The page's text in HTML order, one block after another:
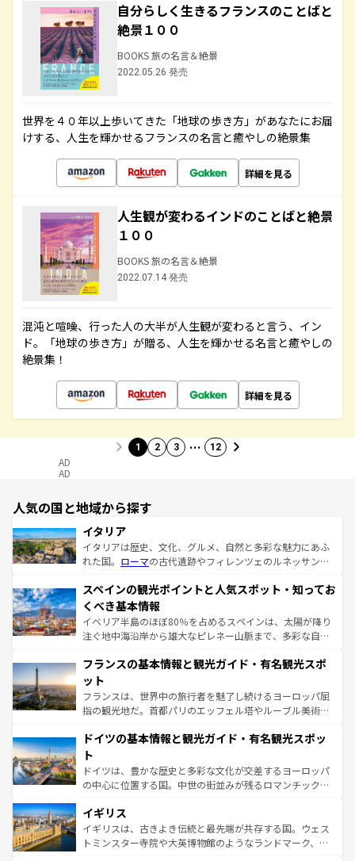
自分らしく生きるフランスのことばと
絶景１００
BOOKS 旅の名言＆絶景
2022.05.26 発売
世界を４０年以上歩いてきた「地球の歩き方」があなたにお届
けする、人生を輝かせるフランスの名言と癒やしの絶景集
詳細を見る
人生観が変わるインドのことばと絶景
１００
BOOKS 旅の名言＆絶景
2022.07.14 発売
混沌と喧噪、行った人の大半が人生観が変わると言う、イン
ド。「地球の歩き方」が贈る、人生を輝かせる名言と癒やしの
絶景集！
詳細を見る
1 2 3 … 12
AD
AD
人気の国と地域から探す
イタリア
イタリアは歴史、文化、グルメ、自然と多彩な魅力にあふ
れた国。 ローマの古代遺跡やフィレンツェのルネッサンス
ろん、トスカーナの美しい田園風景やアマルフィ海岸の絶
景など、自然景観も見逃せない。観光の合間には、本場の
ピザやパスタなど、絶品のイタリア料理を堪能することも
できる。朝目覚めてから夜眠るまで、すべての瞬間を楽し
なお、新着のイタリア情報はコンテンツ一覧を参照してほ
しい。
スペインの観光ポイントと人気スポット・知ってお
くべき基本情報
イベリア半島のほぼ80％を占めるスペインは、太陽が降り
注ぐ地中海沿岸から雄大なピレネー山脈まで、多彩な自然
文化が根付くこの国では、情熱的なフラメンコ、熱気あふ
れる闘牛、そして美味しいタパスが生活の一部となってい
る。首都マドリードの洗練された雰囲気や、バルセロナの
アートに溢れた街角から、地方では古代ローマ遺跡や中世
せる。地方によって風土や気候が異なるスペインはその個
ンテンツ一覧 を参照してほしい。
フランスの基本情報と観光ガイド・有名観光スポ
ット
フランスは、世界中の旅行者を魅了し続けるヨーロッパ屈
指の観光地だ。首都パリのエッフェル塔やルーブル美術館
で、幅広い魅力が詰まっている。華麗な宮殿、歴史的な大
聖堂、美しいビーチ、そして豊かな自然が、訪れる者を心
から魅了する。また、フランスは美食の国としても知ら
れ、フランス料理はユネスコ無形文化遺産にも登録されて
香り高いラベンダー畑など、多彩な楽しみ方が可能だ。さ
らに、パリ以外の地域にも魅力が溢れており、どの街角に
も豊かな歴史と文化が息づいている。パリ以外の個性あふ
ドイツの基本情報と観光ガイド・有名観光スポッ
ト
ドイツは、豊かな歴史と多彩な文化が交差するヨーロッパ
の中心に位置する国。中世の街並みが残るロマンチック街
顔を持つこの国は、どこを歩いても飽きることがない。ベ
ルリンの文化的活気、バイエルン州のアルプスの絶景、そ
してライン川沿いのワイン畑といった風景は必見。ビール
イギリス
イギリスは、古きよき伝統と最先端が共存する国。ウェス
トミンスター寺院や大英博物館のようなランドマーク、歴